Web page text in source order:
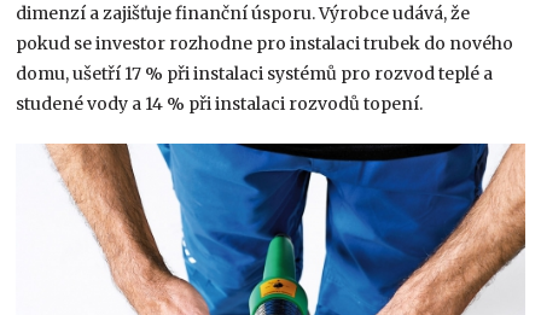
dimenzí a zajišťuje finanční úsporu. Výrobce udává, že
pokud se investor rozhodne pro instalaci trubek do nového
domu, ušetří 17 % při instalaci systémů pro rozvod teplé a
studené vody a 14 % při instalaci rozvodů topení.